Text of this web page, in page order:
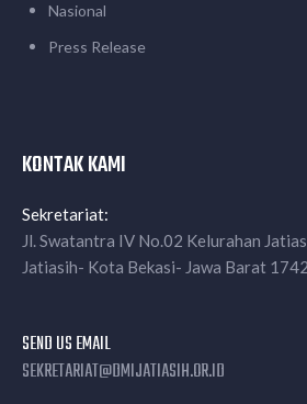
Nasional
Press Release
KONTAK KAMI
Sekretariat:
Jl. Swatantra IV No.02 Kelurahan
Jatiasih- Kota Bekasi- Jawa Barat
SEND US EMAIL
SEKRETARIAT@DMIJATIASIH.OR.ID